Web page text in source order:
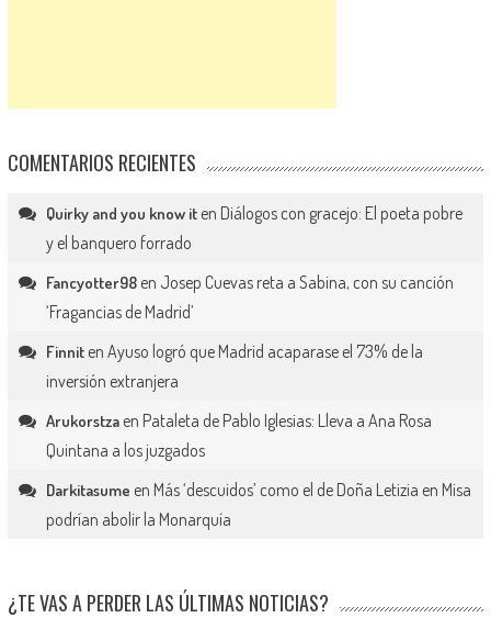
COMENTARIOS RECIENTES
Quirky and you know iten Diálogos con gracejo: El poeta pobre
y el banquero forrado
Fancyotter98en Josep Cuevas reta a Sabina, con su canción
‘Fragancias de Madrid’
Finniten Ayuso logró que Madrid acaparase el 73% de la
inversión extranjera
Arukorstzaen Pataleta de Pablo Iglesias: Lleva a Ana Rosa
Quintana a los juzgados
Darkitasume en Más ‘descuidos’ como el de Doña Letizia en Misa
podrían abolir la Monarquía
¿TE VAS A PERDER LAS ÚLTIMAS NOTICIAS?